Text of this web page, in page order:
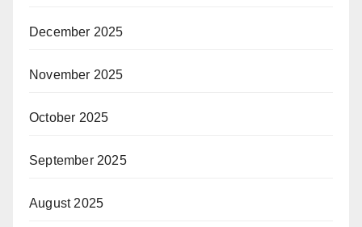
December 2025
November 2025
October 2025
September 2025
August 2025